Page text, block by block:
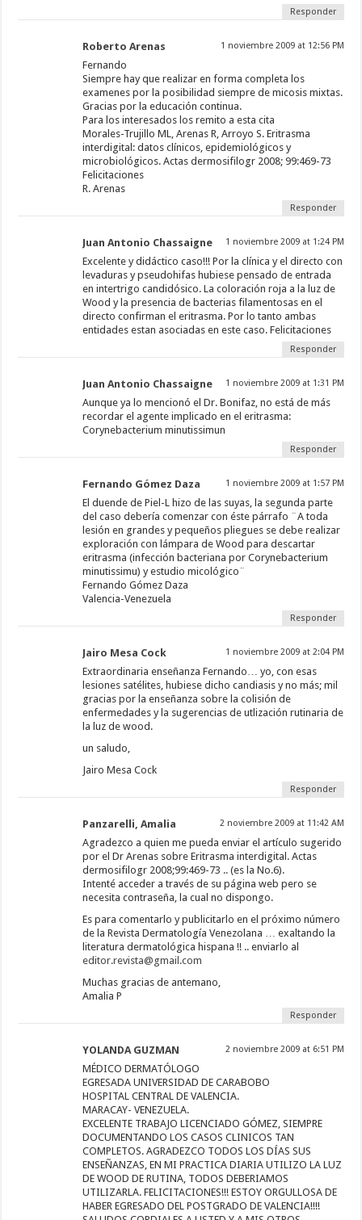
Responder
Roberto Arenas 1 noviembre 2009 at 12:56 PM
Fernando
Siempre hay que realizar en forma completa los
examenes por la posibilidad siempre de micosis mixtas.
Gracias por la educación continua.
Para los interesados los remito a esta cita
Morales-Trujillo ML, Arenas R, Arroyo S. Eritrasma
interdigital: datos clínicos, epidemiológicos y
microbiológicos. Actas dermosifilogr 2008; 99:469-73
Felicitaciones
R. Arenas
Responder
Juan Antonio Chassaigne 1 noviembre 2009 at 1:24 PM
Excelente y didáctico caso!!! Por la clínica y el directo con
levaduras y pseudohifas hubiese pensado de entrada
en intertrigo candidósico. La coloración roja a la luz de
Wood y la presencia de bacterias filamentosas en el
directo confirman el eritrasma. Por lo tanto ambas
entidades estan asociadas en este caso. Felicitaciones
Responder
Juan Antonio Chassaigne 1 noviembre 2009 at 1:31 PM
Aunque ya lo mencionó el Dr. Bonifaz, no está de más
recordar el agente implicado en el eritrasma:
Corynebacterium minutissimun
Responder
Fernando Gómez Daza 1 noviembre 2009 at 1:57 PM
El duende de Piel-L hizo de las suyas, la segunda parte
del caso debería comenzar con éste párrafo ¨A toda
lesión en grandes y pequeños pliegues se debe realizar
exploración con lámpara de Wood para descartar
eritrasma (infección bacteriana por Corynebacterium
minutissimu) y estudio micológico¨
Fernando Gómez Daza
Valencia-Venezuela
Responder
Jairo Mesa Cock 1 noviembre 2009 at 2:04 PM
Extraordinaria enseñanza Fernando… yo, con esas
lesiones satélites, hubiese dicho candiasis y no más; mil
gracias por la enseñanza sobre la colisión de
enfermedades y la sugerencias de utlización rutinaria de
la luz de wood.
un saludo,
Jairo Mesa Cock
Responder
Panzarelli, Amalia 2 noviembre 2009 at 11:42 AM
Agradezco a quien me pueda enviar el artículo sugerido
por el Dr Arenas sobre Eritrasma interdigital. Actas
dermosifilogr 2008;99:469-73 .. (es la No.6).
Intenté acceder a través de su página web pero se
necesita contraseña, la cual no dispongo.
Es para comentarlo y publicitarlo en el próximo número
de la Revista Dermatología Venezolana … exaltando la
literatura dermatológica hispana !! .. enviarlo al
editor.revista@gmail.com
Muchas gracias de antemano,
Amalia P
Responder
YOLANDA GUZMAN 2 noviembre 2009 at 6:51 PM
MÉDICO DERMATÓLOGO
EGRESADA UNIVERSIDAD DE CARABOBO
HOSPITAL CENTRAL DE VALENCIA.
MARACAY- VENEZUELA.
EXCELENTE TRABAJO LICENCIADO GÓMEZ, SIEMPRE
DOCUMENTANDO LOS CASOS CLINICOS TAN
COMPLETOS. AGRADEZCO TODOS LOS DÍAS SUS
ENSEÑANZAS, EN MI PRACTICA DIARIA UTILIZO LA LUZ
DE WOOD DE RUTINA, TODOS DEBERIAMOS
UTILIZARLA. FELICITACIONES!!! ESTOY ORGULLOSA DE
HABER EGRESADO DEL POSTGRADO DE VALENCIA!!!!